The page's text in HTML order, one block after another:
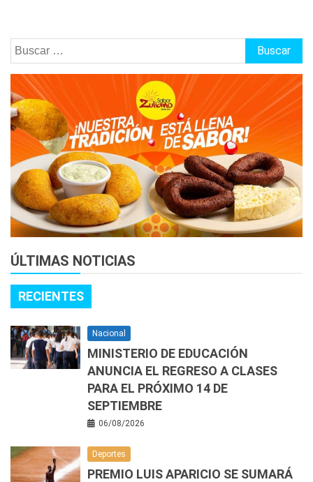
Buscar:
ÚLTIMAS NOTICIAS
RECIENTES
Nacional
MINISTERIO DE EDUCACIÓN
ANUNCIA EL REGRESO A CLASES
PARA EL PRÓXIMO 14 DE
SEPTIEMBRE
06/08/2026
Deportes
PREMIO LUIS APARICIO SE SUMARÁ